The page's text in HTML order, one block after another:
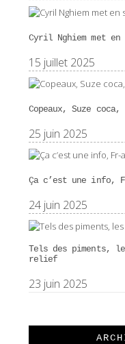
Cyril Nghiem met
15 juillet 2025
Copeaux, Suze
25 juin 2025
Ça c’est une info,
24 juin 2025
Tels des piments,
relief
23 juin 2025